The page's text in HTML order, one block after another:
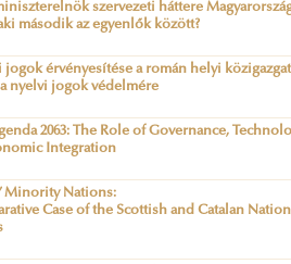
szervezeti háttere
második az egyenlők között?
jogok érvényesítése a román helyi
nyelvi jogok védelmére
2063: The Role of Governance,
Integration
Minority Nations:
Case of the Scottish and Catalan